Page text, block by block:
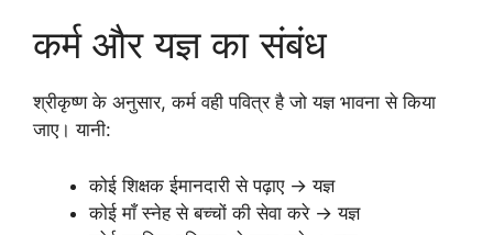
कर्म और यज्ञ का संबंध
श्रीकृष्ण के अनुसार, कर्म वही पवित्र है जो यज्ञ भावना से किया
जाए। यानी:
कोई शिक्षक ईमानदारी से पढ़ाए → यज्ञ
कोई माँ स्नेह से बच्चों की सेवा करे → यज्ञ